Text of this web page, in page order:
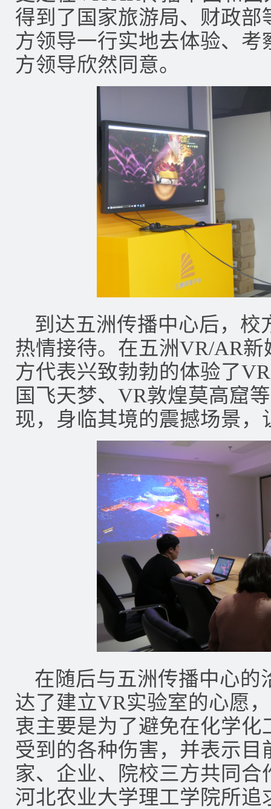
得到了国家旅游局、财政
方领导一行实地去体验、
方领导欣然同意。
到达五洲传播中心后，校
热情接待。在五洲VR/AR
方代表兴致勃勃的体验了
国飞天梦、VR敦煌莫高窟
现，身临其境的震撼场景
在随后与五洲传播中心的
达了建立VR实验室的心愿
衷主要是为了避免在化学
受到的各种伤害，并表示
家、企业、院校三方共同
河北农业大学理工学院所追